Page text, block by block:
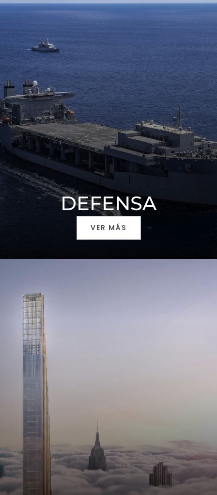
DEFENSA
VER MÁS